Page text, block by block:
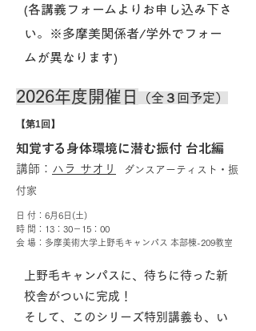
(各講義フォームよりお申し込み下さ
い。※多摩美関係者/学外でフォー
ムが異なります)
2026年度開催日 （全３回予定）
【第1回】
知覚する身体環境に潜む振付 台北編
講師： ハラ サオリ
ダンスアーティスト・振
付家
日 付：6月6日(土)
時 間：13：30－15：00
会 場：多摩美術大学上野毛キャンパス 本部棟-209教室
上野毛キャンパスに、待ちに待った新
校舎がついに完成！
そして、このシリーズ特別講義も、い